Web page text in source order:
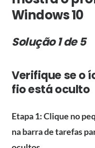
Windows 10
Solução 1 de 5
Verifique se o
fio está oculto
Etapa 1: Clique no
na barra de tarefas